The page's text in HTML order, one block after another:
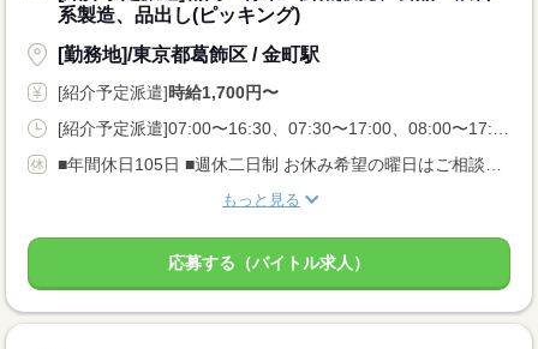
系製造、品出し(ピッキング)
[勤務地]/東京都葛飾区 / 金町駅
[紹介予定派遣]時給1,700円〜
もっと見る
応募する（バイトル求人）